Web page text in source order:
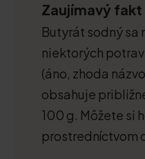
Zaujímavý fakt
Butyrát sodný sa
niektorých
(áno, zhoda
obsahuje
100 g. Môžete si
prostredníctvom